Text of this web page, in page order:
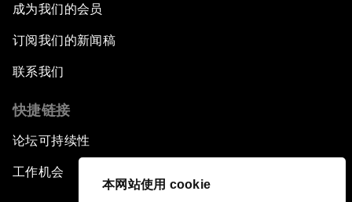
本网站使用 cookie
成为我们的会员
订阅我们的新闻稿
联系我们
快捷链接
论坛可持续性
工作机会